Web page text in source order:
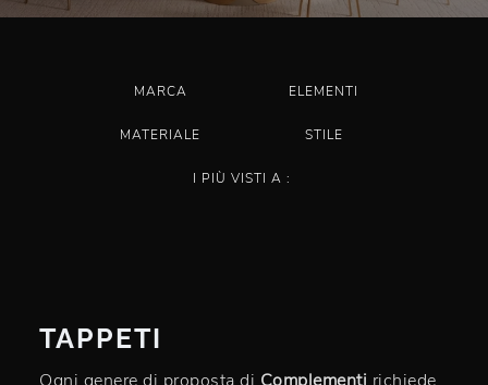
MARCA ELEMENTI
MATERIALE STILE
I PIÙ VISTI A :
TAPPETI